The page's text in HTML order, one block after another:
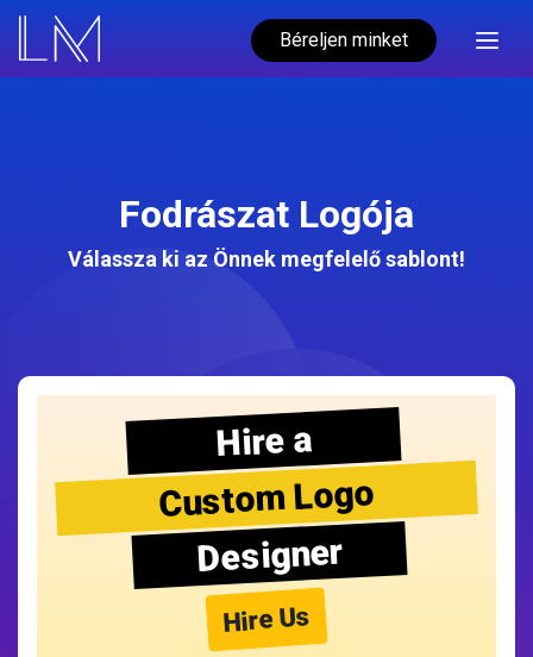
Béreljen minket
Fodrászat Logója
Válassza ki az Önnek megfelelő sablont!
Hire a
Custom Logo
Designer
Hire Us